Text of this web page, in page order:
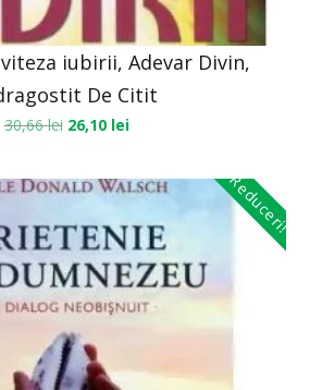
iubirii, Adevar Divin,
De Citit
30,66lei 26,10 lei
Reduceri!